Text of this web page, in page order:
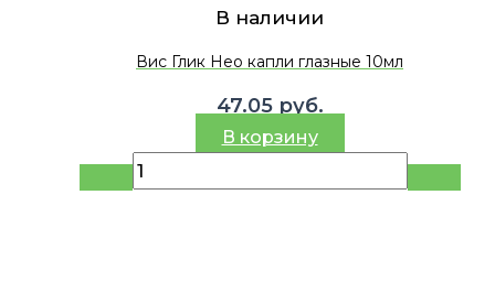
В наличии
Вис Глик Нео капли глазные 10мл
47.05 руб.
В корзину